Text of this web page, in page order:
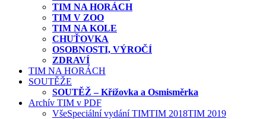
TIM NA HORÁCH
TIM V ZOO
TIM NA KOLE
CHUŤOVKA
OSOBNOSTI, VÝROČÍ
ZDRAVÍ
TIM NA HORÁCH
SOUTĚŽE
SOUTĚŽ – Křížovka a Osmisměrka
Archív TIM v PDF
VšeSpeciální vydání TIMTIM 2018TIM 2019